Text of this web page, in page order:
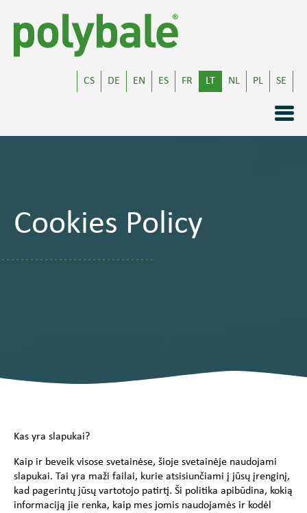
CS DE EN ES FR LT NL PL SE
Cookies Policy
Kas yra slapukai?
Kaip ir beveik visose svetainėse, šioje svetainėje naudojami
slapukai. Tai yra maži failai, kurie atsisiunčiami į jūsų įrenginį,
kad pagerintų jūsų vartotojo patirtį. Ši politika apibūdina, kokią
informaciją jie renka, kaip mes jomis naudojamės ir kodėl